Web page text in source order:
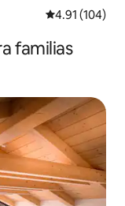
Calificación
4.91 (104)
familias